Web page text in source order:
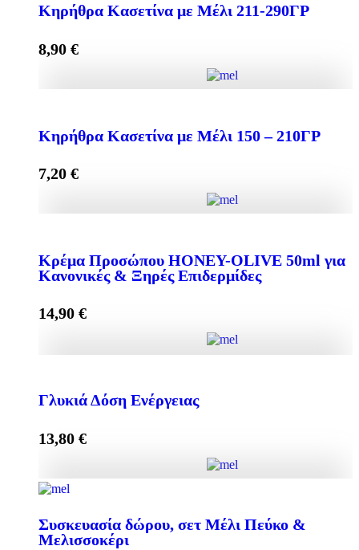
Κηρήθρα Κασετίνα με Μέλι 211-290ΓΡ
8,90 €
Κηρήθρα Κασετίνα με Μέλι 150 – 210ΓΡ
7,20 €
Κρέμα Προσώπου HONEY-OLIVE 50ml για
Κανονικές & Ξηρές Επιδερμίδες
14,90 €
Κανονικές & Ξηρές Επιδερμίδες quantity
Add to cart
Γλυκιά Δόση Ενέργειας
13,80 €
Συσκευασία δώρου, σετ Μέλι Πεύκο &
Μελισσοκέρι